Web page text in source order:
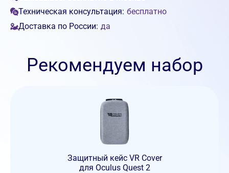
Техническая консультация: бесплатно
Доставка по России: да
Рекомендуем набор
Защитный кейс VR Cover
для Oculus Quest 2